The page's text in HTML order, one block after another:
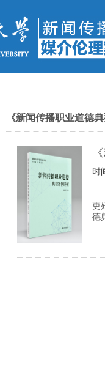
《新闻传播职业道德
时
更
德